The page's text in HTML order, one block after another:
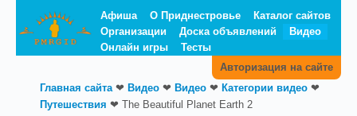
Афиша О Приднестровье
Каталог сайтов
Организации
Доска объявлений
Видео
Онлайн игры
Тесты
Авторизация на сайте
Главная сайта❤ Видео ❤ Видео ❤ Категории видео ❤
Путешествия ❤ The Beautiful Planet Earth 2